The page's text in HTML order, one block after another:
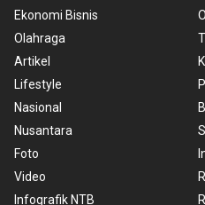
Ekonomi Bisnis
Olahraga
Artikel
Lifestyle
Nasional
Nusantara
Foto
Video
Infografik NTB